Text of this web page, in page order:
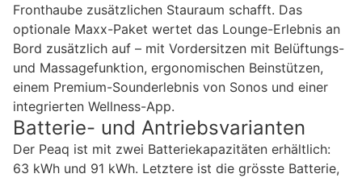
Fronthaube zusätzlichen Stauraum schafft. Das
optionale Maxx-Paket wertet das Lounge-Erlebnis an
Bord zusätzlich auf – mit Vordersitzen mit Belüftungs-
und Massagefunktion, ergonomischen Beinstützen,
einem Premium-Sounderlebnis von Sonos und einer
integrierten Wellness-App.
Batterie- und Antriebsvarianten
Der Peaq ist mit zwei Batteriekapazitäten erhältlich:
63 kWh und 91 kWh. Letztere ist die grösste Batterie,